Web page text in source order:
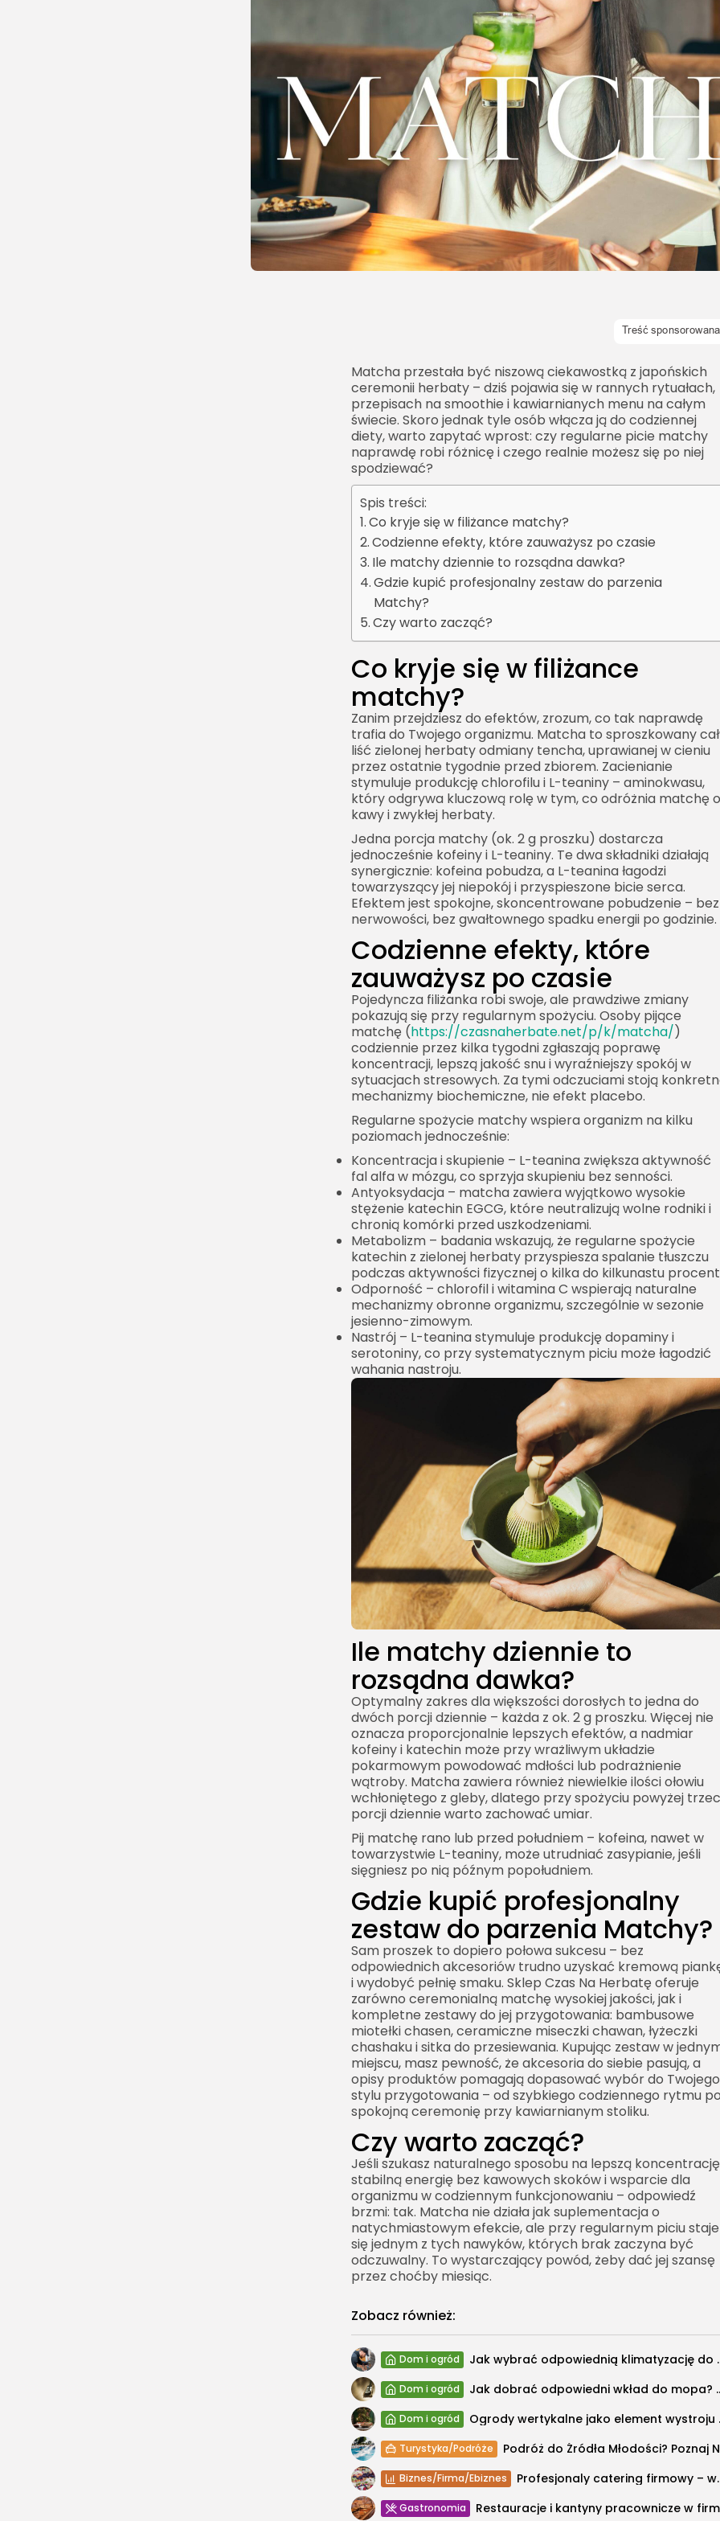
Zakupy i opinie
Zdrowie
Matcha przestała być niszową ciekawostką z japońskich
ceremonii herbaty – dziś pojawia się w rannych rytuałach,
przepisach na smoothie i kawiarnianych menu na całym
świecie. Skoro jednak tyle osób włącza ją do codziennej
diety, warto zapytać wprost: czy regularne picie matchy
naprawdę robi różnicę i czego realnie możesz się po niej
spodziewać?
Spis treści:
Co kryje się w filiżance matchy?
Codzienne efekty, które zauważysz po czasie
Ile matchy dziennie to rozsądna dawka?
Gdzie kupić profesjonalny zestaw do parzenia
Matchy?
Czy warto zacząć?
Co kryje się w filiżance
matchy?
Zanim przejdziesz do efektów, zrozum, co tak naprawdę
trafia do Twojego organizmu. Matcha to sproszkowany
liść zielonej herbaty odmiany tencha, uprawianej w cieniu
przez ostatnie tygodnie przed zbiorem. Zacienianie
stymuluje produkcję chlorofilu i L-teaniny – aminokwasu,
który odgrywa kluczową rolę w tym, co odróżnia matchę
kawy i zwykłej herbaty.
Jedna porcja matchy (ok. 2 g proszku) dostarcza
jednocześnie kofeiny i L-teaniny. Te dwa składniki działają
synergicznie: kofeina pobudza, a L-teanina łagodzi
towarzyszący jej niepokój i przyspieszone bicie serca.
Efektem jest spokojne, skoncentrowane pobudzenie – bez
nerwowości, bez gwałtownego spadku energii po godzinie.
Codzienne efekty, które
zauważysz po czasie
Pojedyncza filiżanka robi swoje, ale prawdziwe zmiany
pokazują się przy regularnym spożyciu. Osoby pijące
matchę (https://czasnaherbate.net/p/k/matcha/)
codziennie przez kilka tygodni zgłaszają poprawę
koncentracji, lepszą jakość snu i wyraźniejszy spokój w
sytuacjach stresowych. Za tymi odczuciami stoją
mechanizmy biochemiczne, nie efekt placebo.
Regularne spożycie matchy wspiera organizm na kilku
poziomach jednocześnie:
Koncentracja i skupienie – L-teanina zwiększa aktywność
fal alfa w mózgu, co sprzyja skupieniu bez senności.
Antyoksydacja – matcha zawiera wyjątkowo wysokie
stężenie katechin EGCG, które neutralizują wolne rodniki i
chronią komórki przed uszkodzeniami.
Metabolizm – badania wskazują, że regularne spożycie
katechin z zielonej herbaty przyspiesza spalanie tłuszczu
podczas aktywności fizycznej o kilka do kilkunastu
Odporność – chlorofil i witamina C wspierają naturalne
mechanizmy obronne organizmu, szczególnie w sezonie
jesienno-zimowym.
Nastrój – L-teanina stymuluje produkcję dopaminy i
serotoniny, co przy systematycznym piciu może łagodzić
wahania nastroju.
Ile matchy dziennie to
rozsądna dawka?
Optymalny zakres dla większości dorosłych to jedna do
dwóch porcji dziennie – każda z ok. 2 g proszku. Więcej nie
oznacza proporcjonalnie lepszych efektów, a nadmiar
kofeiny i katechin może przy wrażliwym układzie
pokarmowym powodować mdłości lub podrażnienie
wątroby. Matcha zawiera również niewielkie ilości ołowiu
wchłoniętego z gleby, dlatego przy spożyciu powyżej
porcji dziennie warto zachować umiar.
Pij matchę rano lub przed południem – kofeina, nawet w
towarzystwie L-teaniny, może utrudniać zasypianie, jeśli
sięgniesz po nią późnym popołudniem.
Gdzie kupić profesjonalny
zestaw do parzenia Matchy?
Sam proszek to dopiero połowa sukcesu – bez
odpowiednich akcesoriów trudno uzyskać kremową
i wydobyć pełnię smaku. Sklep Czas Na Herbatę oferuje
zarówno ceremonialną matchę wysokiej jakości, jak i
kompletne zestawy do jej przygotowania: bambusowe
miotełkichasen, ceramiczne miseczkichawan, łyżeczki
chashakui sitka do przesiewania. Kupując zestaw w
miejscu, masz pewność, że akcesoria do siebie pasują, a
opisy produktów pomagają dopasować wybór do Twojego
stylu przygotowania – od szybkiego codziennego rytmu
spokojną ceremonię przy kawiarnianym stoliku.
Czy warto zacząć?
Jeśli szukasz naturalnego sposobu na lepszą
stabilną energię bez kawowych skoków i wsparcie dla
organizmu w codziennym funkcjonowaniu – odpowiedź
brzmi: tak. Matcha nie działa jak suplementacja o
natychmiastowym efekcie, ale przy regularnym piciu staje
się jednym z tych nawyków, których brak zaczyna być
odczuwalny. To wystarczający powód, żeby dać jej szansę
przez choćby miesiąc.
Zobacz również:
Dom i ogród Jak wybrać
Dom i ogród Jak dobrać
Dom i ogród
Turystyka/Podróże
Biznes/Firma/Ebiznes Profesjonaly
Gastronomia